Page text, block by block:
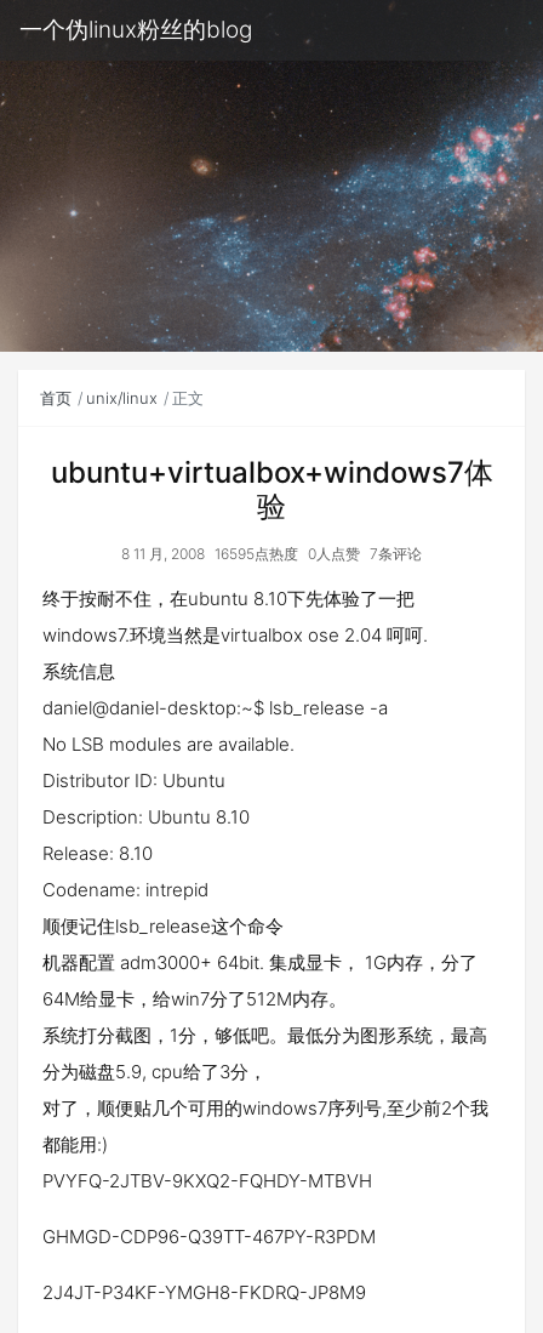
一个伪linux粉丝的blog
首页 unix/linux 正文
ubuntu+virtualbox+windows7体
验
8 11 月, 2008 16595点热度 0人点赞 7条评论
终于按耐不住，在ubuntu 8.10下先体验了一把
windows7.环境当然是virtualbox ose 2.04 呵呵.
系统信息
daniel@daniel-desktop:~$ lsb_release -a
No LSB modules are available.
Distributor ID: Ubuntu
Description: Ubuntu 8.10
Release: 8.10
Codename: intrepid
顺便记住lsb_release这个命令
机器配置 adm3000+ 64bit. 集成显卡， 1G内存，分了
64M给显卡，给win7分了512M内存。
系统打分截图，1分，够低吧。最低分为图形系统，最高
分为磁盘5.9, cpu给了3分，
对了，顺便贴几个可用的windows7序列号,至少前2个我
都能用:)
PVYFQ-2JTBV-9KXQ2-FQHDY-MTBVH
GHMGD-CDP96-Q39TT-467PY-R3PDM
2J4JT-P34KF-YMGH8-FKDRQ-JP8M9